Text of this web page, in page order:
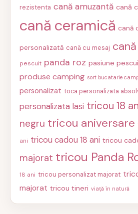
rezistenta cană amuzantă cană
cană ceramică cană
personalizată cană cu mesaj
pescuit panda roz pasiune
produse camping sort bucatarie
personalizat toca personalizata
personalizata Iasi tricou 18
negru tricou aniversare
ani tricou cadou 18 ani tricou
majorat tricou Panda
18 ani tricou personalizat majorat
majorat tricou tineri viață în natură